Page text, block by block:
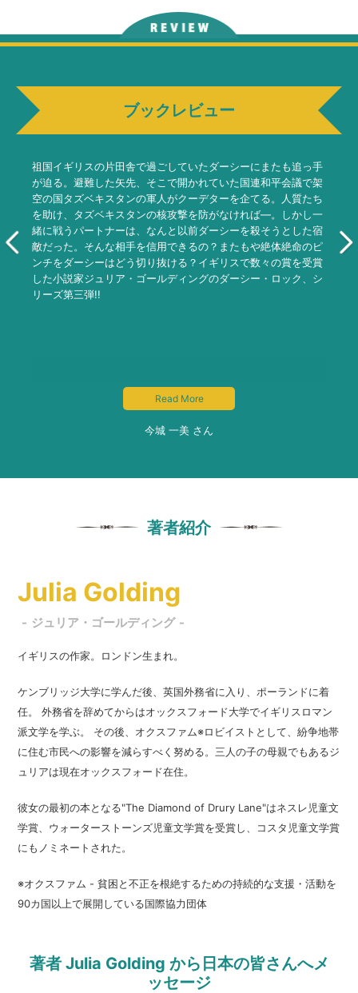
ブックレビュー
祖国イギリスの片田舎で過ごしていたダーシーにまたも追っ手
が迫る。避難した矢先、そこで開かれていた国連和平会議で架
空の国タズベキスタンの軍人がクーデターを企てる。人質たち
を助け、タズベキスタンの核攻撃を防がなければ―。しかし一
緒に戦うパートナーは、なんと以前ダーシーを殺そうとした宿
敵だった。そんな相手を信用できるの？またもや絶体絶命のピ
ンチをダーシーはどう切り抜ける？イギリスで数々の賞を受賞
した小説家ジュリア・ゴールディングのダーシー・ロック、シ
リーズ第三弾!!
今城 一美 さん
著者紹介
Julia Golding
ジュリア・ゴールディング
イギリスの作家。ロンドン生まれ。
ケンブリッジ大学に学んだ後、英国外務省に入り、ポーランドに着
任。 外務省を辞めてからはオックスフォード大学でイギリスロマン
派文学を学ぶ。 その後、オクスファム※ロビイストとして、紛争地帯
に住む市民への影響を減らすべく努める。三人の子の母親でもあるジ
ュリアは現在オックスフォード在住。
彼女の最初の本となる"The Diamond of Drury Lane"はネスレ児童文
学賞、ウォーターストーンズ児童文学賞を受賞し、コスタ児童文学賞
にもノミネートされた。
※オクスファム - 貧困と不正を根絶するための持続的な支援・活動を
90カ国以上で展開している国際協力団体
著者 Julia Golding から日本の皆さんへメ
ッセージ